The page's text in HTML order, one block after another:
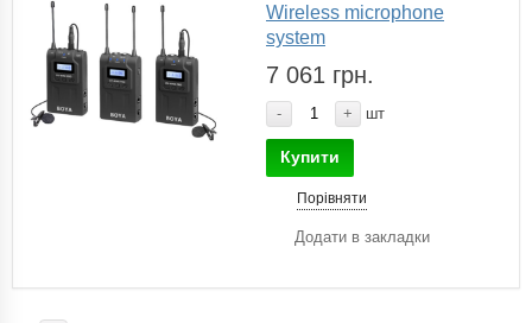
Wireless microphone
system
7 061 грн.
- + шт
Купити
Порівняти
Додати в закладки